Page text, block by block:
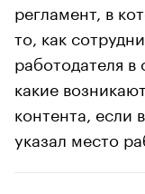
регламент, в
то, как
работодателя
какие
контента, если
указал место